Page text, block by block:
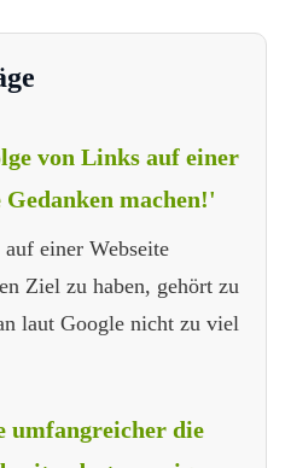
von Links auf einer
machen!'
einer Webseite
Ziel zu haben, gehört zu
laut Google nicht zu viel
umfangreicher die